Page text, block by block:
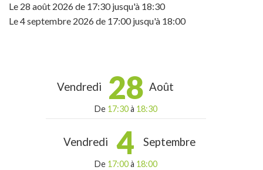
Le 28 août 2026de 17:30 jusqu'à 18:30
Le4 septembre 2026de 17:00 jusqu'à 18:00
Vendredi 28 Août
De 17:30à 18:30
Vendredi 4 Septembre
De 17:00à 18:00